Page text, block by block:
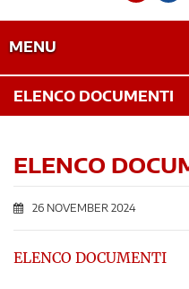
MENU
ELENCO DOCUMENTI
ELENCO
26 NOVEMBER 2024
ELENCO DOCUMENTI